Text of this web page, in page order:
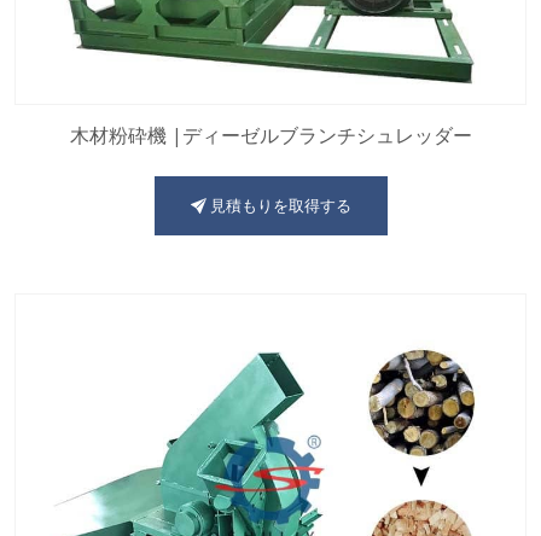
木材粉砕機 |ディーゼルブランチシュレッダー
見積もりを取得する